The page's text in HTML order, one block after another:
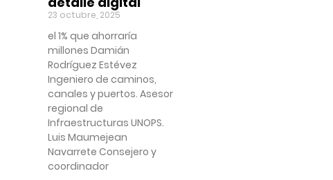
23 octubre, 2025
el 1% que ahorraría
millones Damián
Rodríguez Estévez
Ingeniero de caminos,
canales y puertos. Asesor
regional de
Infraestructuras UNOPS.
Luis Maumejean
Navarrete Consejero y
coordinador